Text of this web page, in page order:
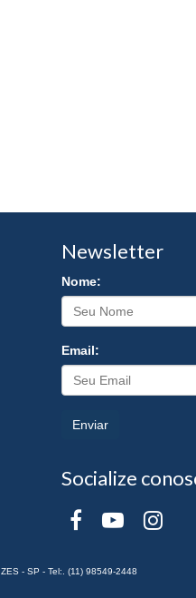
Newsletter
Nome:
Email:
Enviar
Socialize
- SP - Tel:. (11) 98549-2448